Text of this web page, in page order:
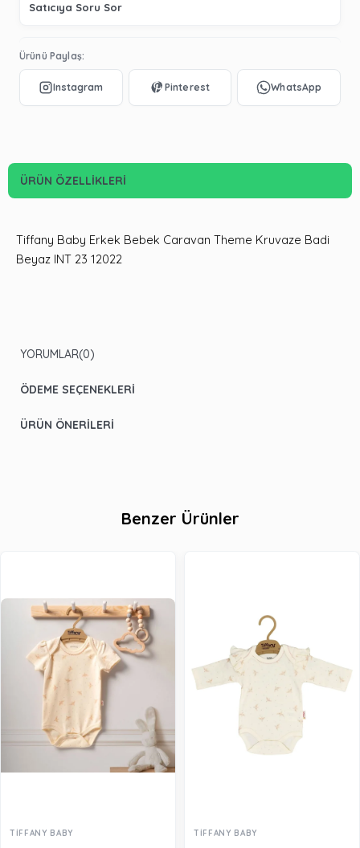
Satıcıya Soru Sor
Ürünü Paylaş:
ÜRÜN ÖZELLIKLERI
Tiffany Baby Erkek Bebek Caravan Theme Kruvaze Badi
Beyaz INT 23 12022
YORUMLAR(0)
ÖDEME SEÇENEKLERI
ÜRÜN ÖNERILERI
Benzer Ürünler
TİFFANY BABY TİFFANY BABY